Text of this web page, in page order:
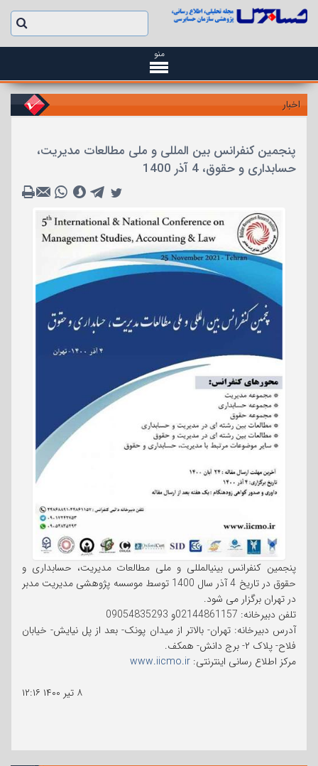
منو
اخبار
پنجمین کنفرانس بین المللی و ملی مطالعات مدیریت،
حسابداری و حقوق، 4 آذر 1400
پنجمین کنفرانس بینیالمللی و ملی مطالعات مدیریت، حسابداری و
حقوق در تاریخ 4 آذر سال 1400 توسط موسسه پژوهشی مدیریت مدبر
در تهران برگزار می شود.
تلفن دبیرخانه: 02144861157و 09054835293
آدرس دبیرخانه: تهران- بالاتر از میدان پونک- بعد از پل نیایش- خیابان
فلاح- پلاک ۲- برج دانش- همکف.
مرکز اطلاع رسانی اینترنتی: www.iicmo.ir
۸ تیر ۱۴۰۰
۱۲:۱۶